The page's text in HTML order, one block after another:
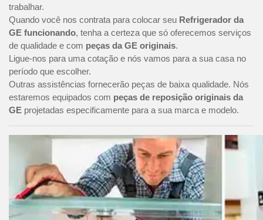
trabalhar.
Quando você nos contrata para colocar seu Refrigerador da
GE funcionando, tenha a certeza que só oferecemos serviços
de qualidade e com peças da GE originais.
Ligue-nos para uma cotação e nós vamos para a sua casa no
período que escolher.
Outras assistências fornecerão peças de baixa qualidade. Nós
estaremos equipados com peças de reposição originais da
GE projetadas especificamente para a sua marca e modelo.